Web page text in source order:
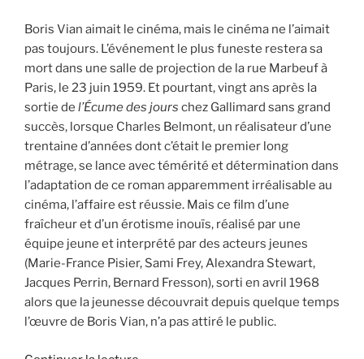
Boris Vian aimait le cinéma, mais le cinéma ne l’aimait
pas toujours. L’événement le plus funeste restera sa
mort dans une salle de projection de la rue Marbeuf à
Paris, le 23 juin 1959. Et pourtant, vingt ans après la
sortie de l’Écume des jours chez Gallimard sans grand
succès, lorsque Charles Belmont, un réalisateur d’une
trentaine d’années dont c’était le premier long
métrage, se lance avec témérité et détermination dans
l’adaptation de ce roman apparemment irréalisable au
cinéma, l’affaire est réussie. Mais ce film d’une
fraîcheur et d’un érotisme inouïs, réalisé par une
équipe jeune et interprété par des acteurs jeunes
(Marie-France Pisier, Sami Frey, Alexandra Stewart,
Jacques Perrin, Bernard Fresson), sorti en avril 1968
alors que la jeunesse découvrait depuis quelque temps
l’œuvre de Boris Vian, n’a pas attiré le public.